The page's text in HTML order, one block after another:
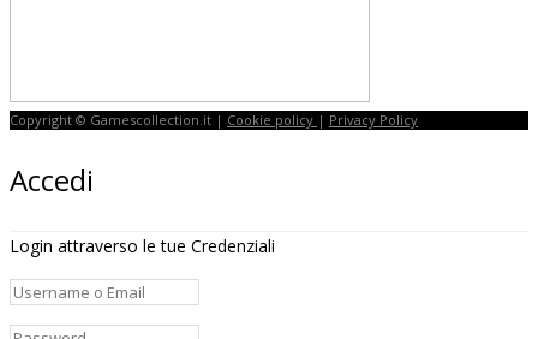
Copyright © Gamescollection.it | Cookie policy | Privacy Policy
Accedi
Login attraverso le tue Credenziali